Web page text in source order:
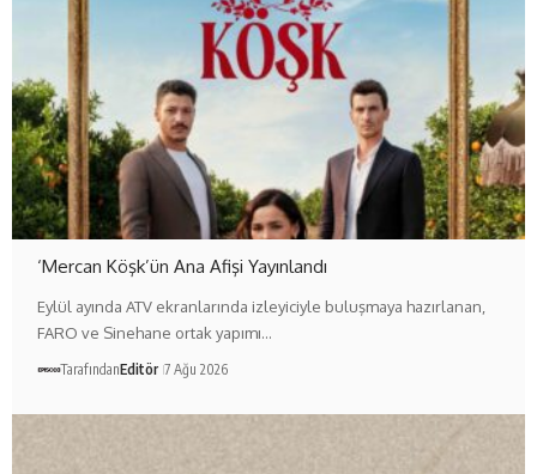
‘Mercan Köşk’ün Ana Afişi Yayınlandı
Eylül ayında ATV ekranlarında izleyiciyle buluşmaya hazırlanan,
FARO ve Sinehane ortak yapımı…
TarafındanEditör 7 Ağu 2026